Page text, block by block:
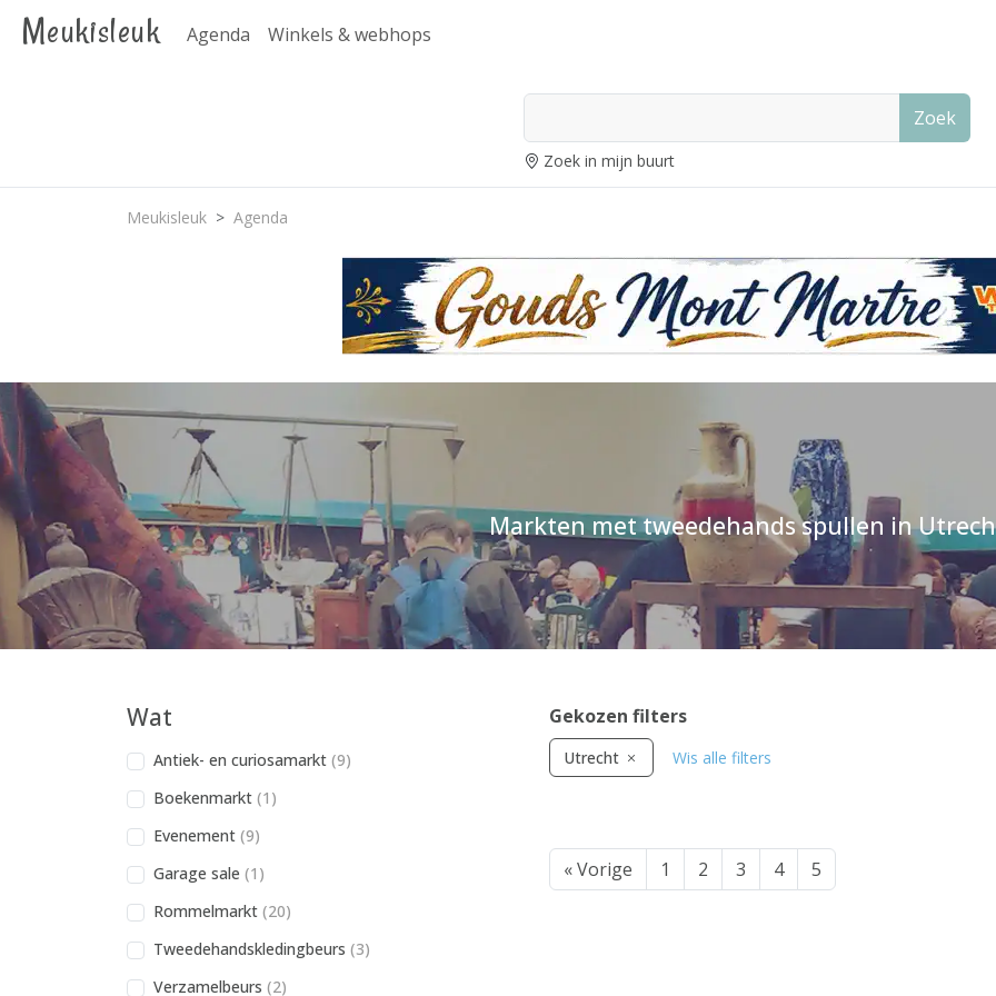
Meukisleuk Agenda Winkels & webhops
Zoek
Zoek in mijn buurt
Meukisleuk Agenda
Markten met tweedehands spullen in
Wat
Antiek- en curiosamarkt (9)
Boekenmarkt (1)
Evenement (9)
Garage sale (1)
Rommelmarkt (20)
Tweedehandskledingbeurs (3)
Verzamelbeurs (2)
Gekozen filters
Utrecht Wis alle filters
« Vorige 1 2 3 4 5